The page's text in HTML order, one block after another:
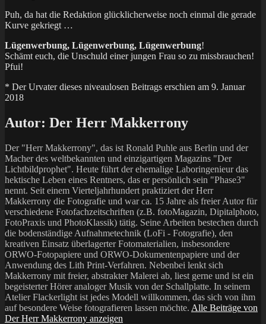
Puh, da hat die Redaktion glücklicherweise noch einmal die gerade
Kurve gekriegt …
Lügenwerbung, Lügenwerbung, Lügenwerbung!
Schämt euch, die Unschuld einer jungen Frau so zu missbrauchen!
Pfui!
* Der Urvater dieses niveaulosen Beitrags erschien am 9. Januar
2018
Autor: Der Herr Makkerrony
Der "Herr Makkerrony", das ist Ronald Puhle aus Berlin und der
Macher des weltbekannten und einzigartigen Magazins "Der
Lichtbildprophet". Heute führt der ehemalige Laboringenieur das
hektische Leben eines Rentners, das er persönlich sein "Phase3"
nennt. Seit einem Vierteljahrhundert praktiziert der Herr
Makkerrony die Fotografie und war ca. 15 Jahre als freier Autor für
verschiedene Fotofachzeitschriften (z.B. fotoMagazin, Dipitalphoto,
FotoPraxis und PhotoKlassik) tätig. Seine Arbeiten bestechen durch
die bodenständige Aufnahmetechnik (LoFi - Fotografie), den
kreativen Einsatz überlagerter Fotomaterialien, insbesondere
ORWO-Fotopapiere und ORWO-Dokumentenpapiere und der
Anwendung des Lith Print-Verfahren. Nebenbei lenkt sich
Makkerrony mit freier, abstrakter Malerei ab, liest gerne und ist ein
begeisterter Hörer analoger Musik von der Schallplatte. In seinem
Atelier Flackerlight ist jedes Modell willkommen, das sich von ihm
auf besondere Weise fotografieren lassen möchte. Alle Beiträge von
Der Herr Makkerrony anzeigen